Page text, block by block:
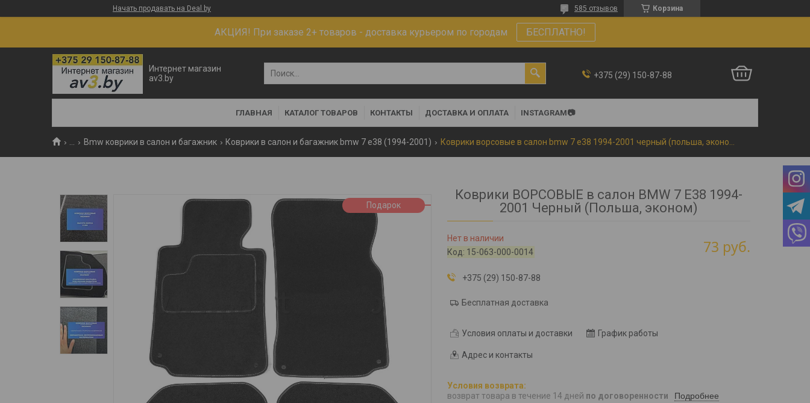
Начать продавать на Deal.by Корзина
585 отзывов
АКЦИЯ! При заказе 2+ товаров - доставка курьером по городам БЕСПЛАТНО!
Интернет магазин
av3.by
+375 (29) 150-87-88
ГЛАВНАЯ КАТАЛОГ ТОВАРОВ КОНТАКТЫ ДОСТАВКА И ОПЛАТА INSTAGRAM📷
Bmw коврики в салон и багажник Коврики в салон и багажник bmw 7 e38 (1994-2001)
Подарок
Коврики ВОРСОВЫЕ в салон BMW 7 E38 1994-
2001 Черный (Польша, эконом)
Нет в наличии
Код: 15-063-000-0014 73 руб.
+375 (29) 150-87-88
Бесплатная доставка
Условия оплаты и доставки График работы
Адрес и контакты
возврат товара в течение 14 дней по договоренности Подробнее